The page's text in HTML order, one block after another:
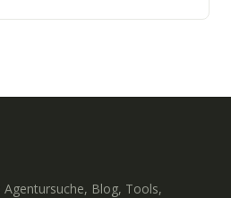
Management, Facebook Ads.
Agentursuche, Blog, Tools,